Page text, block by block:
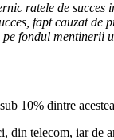
ratele de succes
fapt cauzat de
fondul mentinerii
10% dintre
din telecom, iar de